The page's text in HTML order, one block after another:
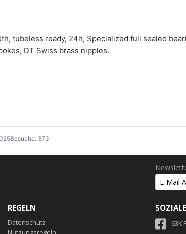
tubeless ready, 24h, Specialized full sealed
DT Swiss brass nipples.
Besuche: 373
REGELN
Datenschutz
63K